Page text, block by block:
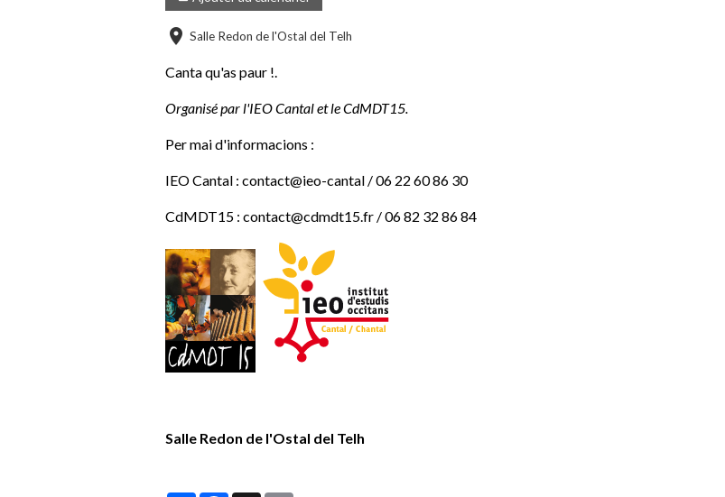
Salle Redon de l'Ostal del Telh
Canta qu'as paur !.
Organisé par l'IEO Cantal et le CdMDT15.
Per mai d'informacions :
IEO Cantal : contact@ieo-cantal / 06 22 60 86 30
CdMDT15 : contact@cdmdt15.fr / 06 82 32 86 84
Salle Redon de l'Ostal del Telh